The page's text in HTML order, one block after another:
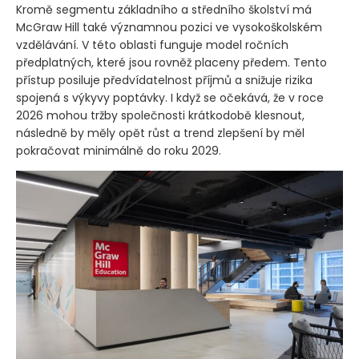
Kromě segmentu základního a středního školství má
McGraw Hill také významnou pozici ve vysokoškolském
vzdělávání. V této oblasti funguje model ročních
předplatných, které jsou rovněž placeny předem. Tento
přístup posiluje předvídatelnost příjmů a snižuje rizika
spojená s výkyvy poptávky. I když se očekává, že v roce
2026 mohou tržby společnosti krátkodobě klesnout,
následně by měly opět růst a trend zlepšení by měl
pokračovat minimálně do roku 2029.